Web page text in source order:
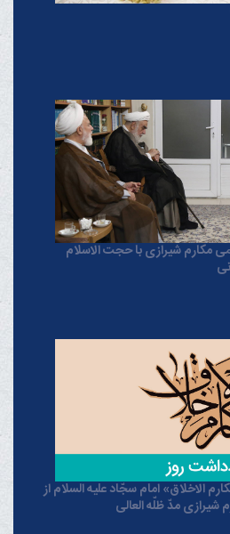
مکارم شیرازی با حجت الاسلام
الاخلاق» امام سجّاد علیه السلام از
شیرازی مدّ ظلّه العالی